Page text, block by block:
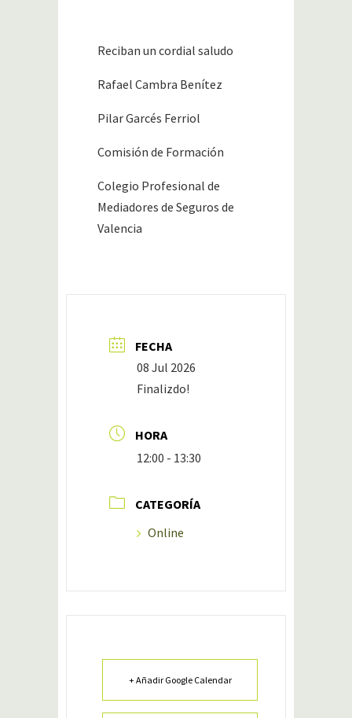
Reciban un cordial saludo
Rafael Cambra Benítez
Pilar Garcés Ferriol
Comisión de Formación
Colegio Profesional de
Mediadores de Seguros de
Valencia
FECHA
08 Jul 2026
Finalizdo!
HORA
12:00 - 13:30
CATEGORÍA
Online
+ Añadir Google Calendar